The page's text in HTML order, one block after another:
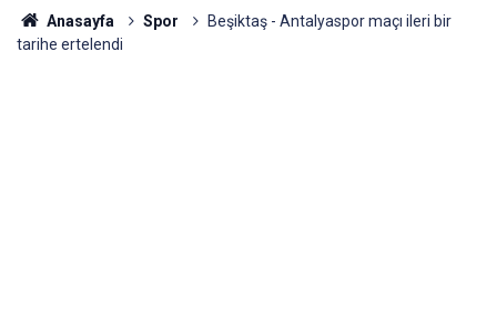
Anasayfa Spor
Beşiktaş - Antalyaspor maçı ileri bir
tarihe ertelendi